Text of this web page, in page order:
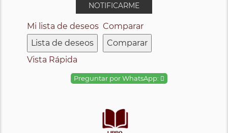
NOTIFICARME
Mi lista de deseos
Lista de deseos
Comparar
Comparar
Vista Rápida
Preguntar por WhatsApp: